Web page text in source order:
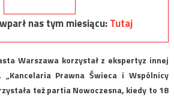
nas tym miesiącu:Tutaj
Warszawa korzystał z ekspertyz innej
Prawna Świeca i Wspólnicy
też partia Nowoczesna, kiedy to 18